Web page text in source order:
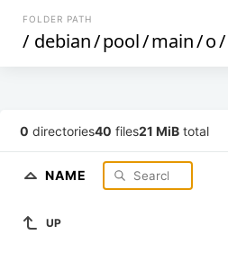
FOLDER PATH
/ debian/pool/main/o/
0 directories40 files21 MiB total
NAME
UP